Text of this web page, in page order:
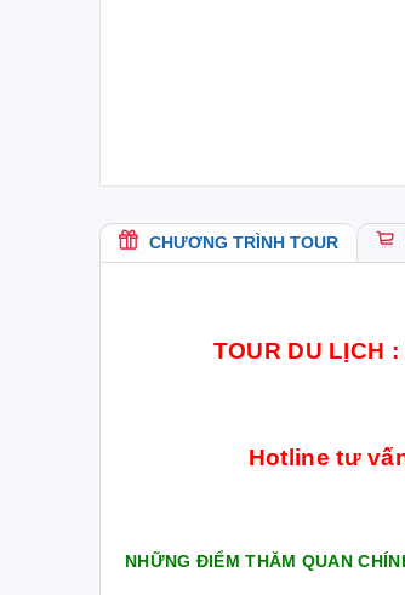
CHƯƠNG TRÌNH TOUR
TOUR DU LỊCH
Hotline tư
NHỮNG ĐIỂM THĂM QUAN